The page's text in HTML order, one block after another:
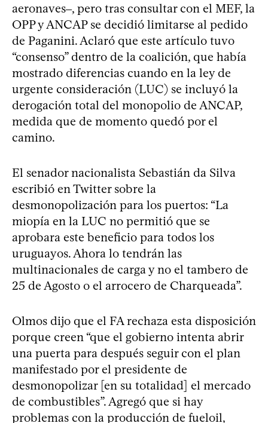
aeronaves‒, pero tras consultar con el MEF, la
OPP y ANCAP se decidió limitarse al pedido
de Paganini. Aclaró que este artículo tuvo
“consenso” dentro de la coalición, que había
mostrado diferencias cuando en la ley de
urgente consideración (LUC) se incluyó la
derogación total del monopolio de ANCAP,
medida que de momento quedó por el
camino.
El senador nacionalista Sebastián da Silva
escribió en Twitter sobre la
desmonopolización para los puertos: “La
miopía en la LUC no permitió que se
aprobara este beneficio para todos los
uruguayos. Ahora lo tendrán las
multinacionales de carga y no el tambero de
25 de Agosto o el arrocero de Charqueada”.
Olmos dijo que el FA rechaza esta disposición
porque creen “que el gobierno intenta abrir
una puerta para después seguir con el plan
manifestado por el presidente de
desmonopolizar [en su totalidad] el mercado
de combustibles”. Agregó que si hay
problemas con la producción de fueloil,